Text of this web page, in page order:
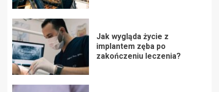
Jak wygląda życie z
implantem zęba po
zakończeniu leczenia?